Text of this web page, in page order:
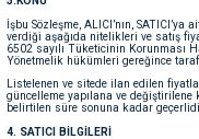
Temizlik
Seyahat Ürünleri
İşbu Sözleşme, ALICI’nın,
verdiği aşağıda nitelikleri ve satış
6502 sayılı Tüketicinin Korunması
Yönetmelik hükümleri gereğince
Listelenen ve sitede ilan edilen
güncelleme yapılana ve
belirtilen süre sonuna kadar
4. SATICI BİLGİLERİ